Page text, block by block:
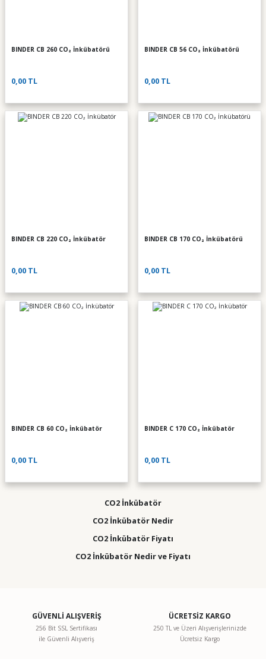
BINDER CB 260 CO₂ İnkübatörü
0,00 TL
BINDER CB 56 CO₂ İnkübatörü
0,00 TL
BINDER CB 220 CO₂ İnkübatör
0,00 TL
BINDER CB 170 CO₂ İnkübatörü
0,00 TL
BINDER CB 60 CO₂ İnkübatör
0,00 TL
BINDER C 170 CO₂ İnkübatör
0,00 TL
CO2 İnkübatör
CO2 İnkübatör Nedir
CO2 İnkübatör Fiyatı
CO2 İnkübatör Nedir ve Fiyatı
GÜVENLİ ALIŞVERİŞ
256 Bit SSL Sertifikası
ile Güvenli Alışveriş
ÜCRETSİZ KARGO
250 TL ve Üzeri Alışverişlerinizde
Ücretsiz Kargo